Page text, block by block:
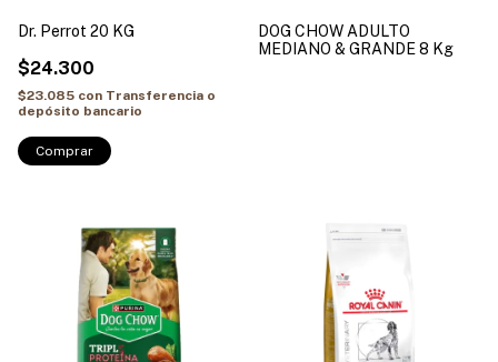
Dr. Perrot 20 KG
$24.300
$23.085 con Transferencia o
depósito bancario
DOG CHOW ADULTO
MEDIANO & GRANDE 8 Kg